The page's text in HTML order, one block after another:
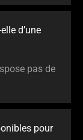
d’une
pas de
pour